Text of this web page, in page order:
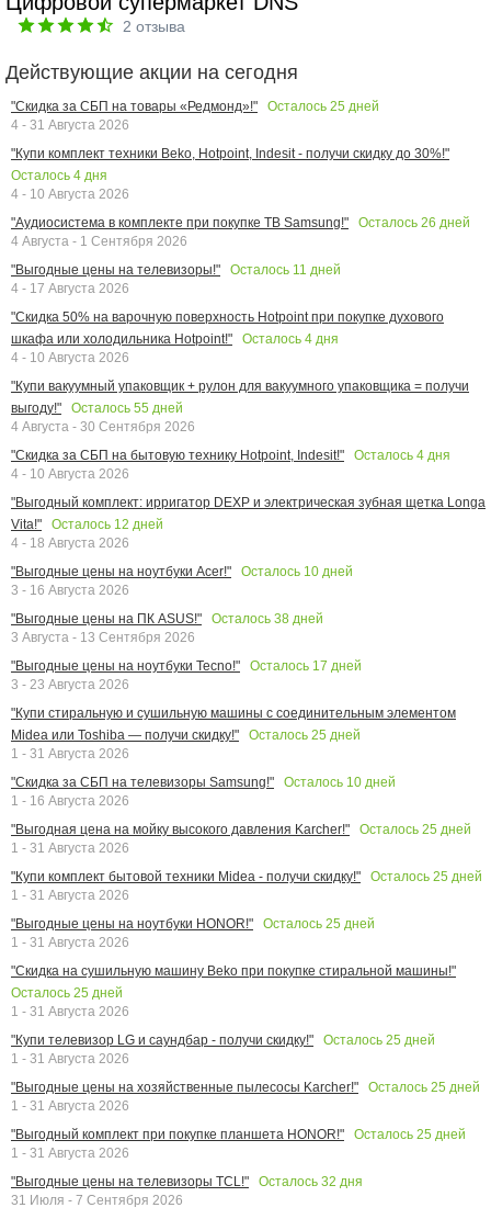
2 отзыва
Действующие акции на сегодня
"Скидка за СБП на товары «Редмонд»!" Осталось 25 дней
4 - 31 Августа 2026
"Купи комплект техники Beko, Hotpoint, Indesit - получи скидку до 30%!"
Осталось 4 дня
4 - 10 Августа 2026
"Аудиосистема в комплекте при покупке ТВ Samsung!"
Осталось 26 дней
4 Августа - 1 Сентября 2026
"Выгодные цены на телевизоры!"
Осталось 11 дней
4 - 17 Августа 2026
"Скидка 50% на варочную поверхность Hotpoint при покупке духового
шкафа или холодильника Hotpoint!"
Осталось 4 дня
4 - 10 Августа 2026
"Купи вакуумный упаковщик + рулон для вакуумного упаковщика = получи
выгоду!"
Осталось 55 дней
4 Августа - 30 Сентября 2026
"Скидка за СБП на бытовую технику Hotpoint, Indesit!"
Осталось 4 дня
4 - 10 Августа 2026
"Выгодный комплект: ирригатор DEXP и электрическая зубная щетка Longa
Vita!"
Осталось 12 дней
4 - 18 Августа 2026
"Выгодные цены на ноутбуки Acer!"
Осталось 10 дней
3 - 16 Августа 2026
"Выгодные цены на ПК ASUS!"
Осталось 38 дней
3 Августа - 13 Сентября 2026
"Выгодные цены на ноутбуки Tecno!"
Осталось 17 дней
3 - 23 Августа 2026
"Купи стиральную и сушильную машины с соединительным элементом
Midea или Toshiba — получи скидку!"
Осталось 25 дней
1 - 31 Августа 2026
"Скидка за СБП на телевизоры Samsung!"
Осталось 10 дней
1 - 16 Августа 2026
"Выгодная цена на мойку высокого давления Karcher!"
Осталось 25 дней
1 - 31 Августа 2026
"Купи комплект бытовой техники Midea - получи скидку!"
Осталось 25 дней
1 - 31 Августа 2026
"Выгодные цены на ноутбуки HONOR!"
Осталось 25 дней
1 - 31 Августа 2026
"Скидка на сушильную машину Beko при покупке стиральной машины!"
Осталось 25 дней
1 - 31 Августа 2026
"Купи телевизор LG и саундбар - получи скидку!"
Осталось 25 дней
1 - 31 Августа 2026
"Выгодные цены на хозяйственные пылесосы Karcher!"
Осталось 25 дней
1 - 31 Августа 2026
"Выгодный комплект при покупке планшета HONOR!"
Осталось 25 дней
1 - 31 Августа 2026
"Выгодные цены на телевизоры TCL!"
Осталось 32 дня
31 Июля - 7 Сентября 2026